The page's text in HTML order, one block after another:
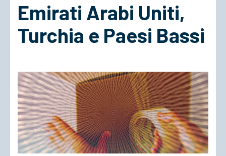
Emirati Arabi Uniti,
Turchia e Paesi Bassi